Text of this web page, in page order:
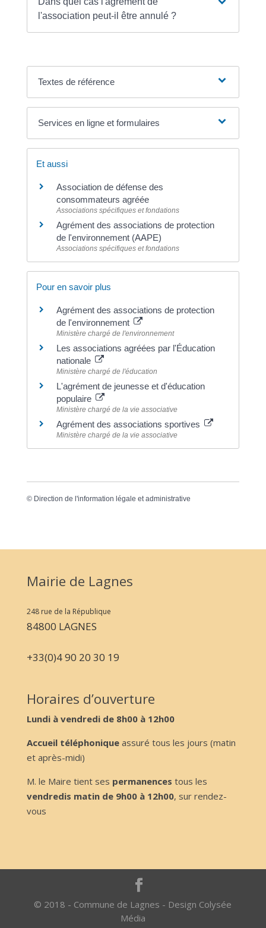
l'association peut-il être annulé ?
Textes de référence
Services en ligne et formulaires
Et aussi
Association de défense des
consommateurs agréée
Associations spécifiques et fondations
Agrément des associations de protection
de l'environnement (AAPE)
Associations spécifiques et fondations
Pour en savoir plus
Agrément des associations de protection
de l'environnement
Ministère chargé de l'environnement
Les associations agréées par l'Éducation
nationale
Ministère chargé de l'éducation
L'agrément de jeunesse et d'éducation
populaire
Ministère chargé de la vie associative
Agrément des associations sportives
Ministère chargé de la vie associative
© Direction de l'information légale et administrative
Mairie de Lagnes
248 rue de la République
84800 LAGNES
+33(0)4 90 20 30 19
Horaires d’ouverture
Lundi à vendredi de 8h00 à 12h00
Accueil téléphoniqueassuré tous les jours (matin
et après-midi)
M. le Maire tient ses permanences tous les
vendredis matin de 9h00 à 12h00, sur rendez-
vous
© 2018 - Commune de Lagnes - Design Colysée
Média